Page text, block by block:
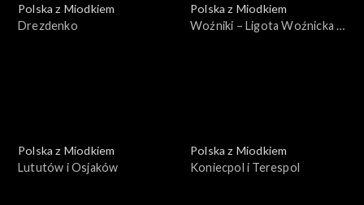
Polska z Miodkiem
Drezdenko
Polska z Miodkiem
Woźniki – Ligota Woźnicka –
Polska z Miodkiem
Lututów i Osjaków
Polska z Miodkiem
Koniecpol i Terespol